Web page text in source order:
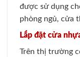
được sử dụng
phòng ngủ, cửa
Lắp đặt cửa
Trên thị trường